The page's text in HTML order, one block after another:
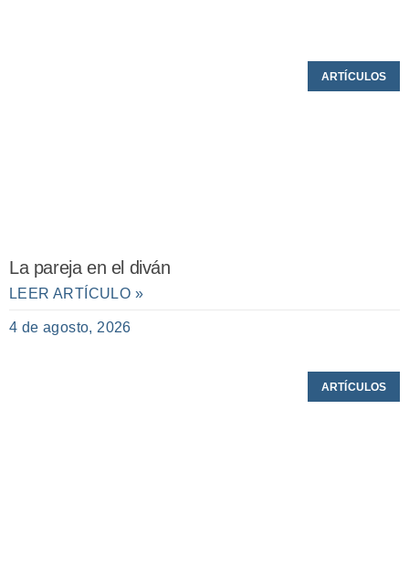
ARTÍCULOS
La pareja en el diván
LEER ARTÍCULO »
4 de agosto, 2026
ARTÍCULOS